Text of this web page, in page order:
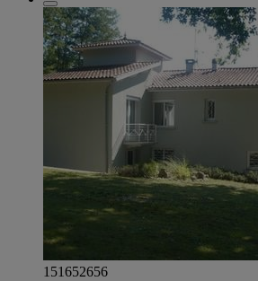
151652656